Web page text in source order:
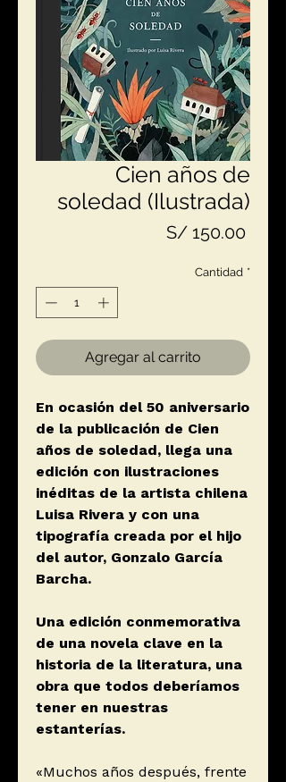
Cien años de
soledad (Ilustrada)
S/ 150.00Precio
Cantidad *
Agregar al carrito
En ocasión del 50 aniversario
de la publicación de Cien
años de soledad, llega una
edición con ilustraciones
inéditas de la artista chilena
Luisa Rivera y con una
tipografía creada por el hijo
del autor, Gonzalo García
Barcha.
Una edición conmemorativa
de una novela clave en la
historia de la literatura, una
obra que todos deberíamos
tener en nuestras
estanterías.
«Muchos años después, frente